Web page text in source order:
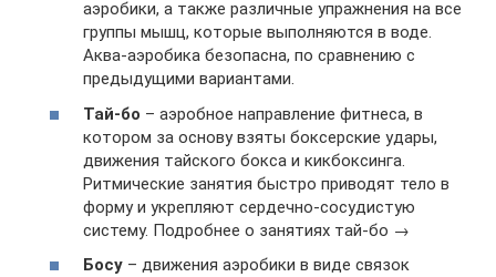
аэробики, а также различные упражнения на все
группы мышц, которые выполняются в воде.
Аква-аэробика безопасна, по сравнению с
предыдущими вариантами.
Тай-бо – аэробное направление фитнеса, в
котором за основу взяты боксерские удары,
движения тайского бокса и кикбоксинга.
Ритмические занятия быстро приводят тело в
форму и укрепляют сердечно-сосудистую
систему. Подробнее о занятиях тай-бо →
Босу – движения аэробики в виде связок